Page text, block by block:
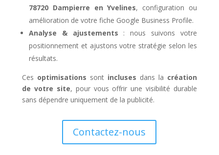
78720 Dampierre en Yvelines, configuration ou
amélioration de votre fiche Google Business Profile.
Analyse & ajustements : nous suivons votre
positionnement et ajustons votre stratégie selon les
résultats.
Ces optimisations sont incluses dans la création
de votre site, pour vous offrir une visibilité durable
sans dépendre uniquement de la publicité.
Contactez-nous